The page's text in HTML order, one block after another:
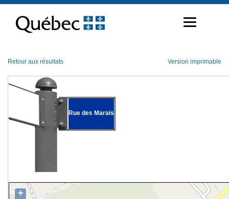
contenu
Retour aux résultats Version imprimable
Rue des Marais
+